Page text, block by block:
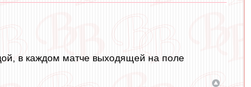
в каждом матче выходящей на поле